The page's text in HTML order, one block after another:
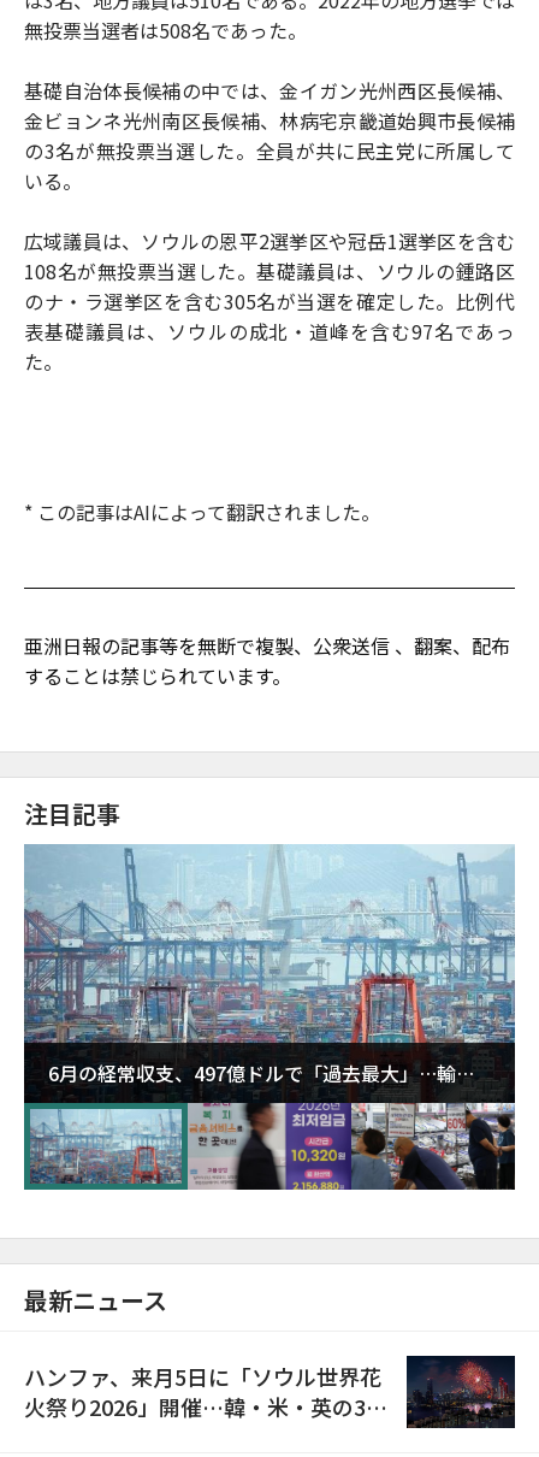
無投票当選者は508名であった。
基礎自治体長候補の中では、金イガン光州西区長候補、
金ビョンネ光州南区長候補、林病宅京畿道始興市長候補
の3名が無投票当選した。全員が共に民主党に所属して
いる。
広域議員は、ソウルの恩平2選挙区や冠岳1選挙区を含む
108名が無投票当選した。基礎議員は、ソウルの鍾路区
のナ・ラ選挙区を含む305名が当選を確定した。比例代
表基礎議員は、ソウルの成北・道峰を含む97名であっ
た。
* この記事はAIによって翻訳されました。
亜洲日報の記事等を無断で複製、公衆送信 、翻案、配布
することは禁じられています。
注目記事
6月の経常収支、497億ドルで「過去最大」…輸出
が初の1000億ドル突破
最新ニュース
ハンファ、来月5日に「ソウル世界花
火祭り2026」開催…韓・米・英の3カ